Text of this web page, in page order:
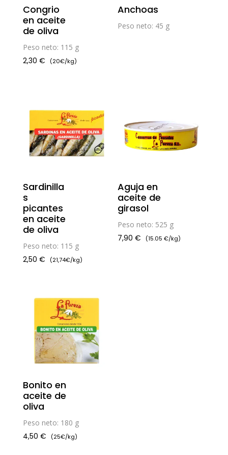
Congrio
en aceite
de oliva
Peso neto: 115 g
2,30 € (20€/kg)
Anchoas
Peso neto: 45 g
Sardinilla
s
picantes
en aceite
de oliva
Peso neto: 115 g
2,50 € (21,74€/kg)
Aguja en
aceite de
girasol
Peso neto: 525 g
7,90€ (15.05 €/kg)
Bonito en
aceite de
oliva
Peso neto: 180 g
4,50 € (25€/kg)